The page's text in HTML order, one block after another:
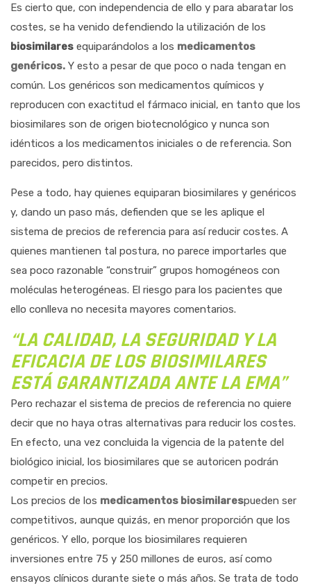
Es cierto que, con independencia de ello y para abaratar los
costes, se ha venido defendiendo la utilización de los
biosimi­lares equiparándolos a los medicamentos
genéricos. Y esto a pesar de que poco o nada tengan en
común. Los genéricos son medicamentos químicos y
reproducen con exactitud el fár­maco inicial, en tanto que los
biosimilares son de origen biotecnológico y nunca son
idénticos a los medicamentos iniciales o de referencia. Son
parecidos, pero distintos.
Pese a todo, hay quienes equiparan biosi­milares y genéricos
y, dando un paso más, defienden que se les aplique el
sistema de precios de referencia para así reducir costes. A
quienes mantienen tal postura, no parece im­portarles que
sea poco razonable “construir” grupos homogéneos con
moléculas hetero­géneas. El riesgo para los pacientes que
ello conlleva no necesita mayores comentarios.
“LA CALIDAD, LA SEGURIDAD Y LA
EFICACIA DE LOS BIOSIMILARES
ESTÁ GARANTIZADA ANTE LA EMA”
Pero rechazar el sistema de precios de refe­rencia no quiere
decir que no haya otras al­ternativas para reducir los costes.
En efecto, una vez concluida la vigencia de la patente del
biológico inicial, los biosimilares que se autoricen podrán
competir en precios.
Los precios de los medicamentos biosimilarespueden ser
competitivos, aunque quizás, en menor proporción que los
genéricos. Y ello, porque los biosimilares requieren
inversiones entre 75 y 250 millones de euros, así como
ensayos clínicos durante siete o más años. Se trata de todo